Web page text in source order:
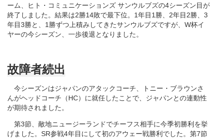
ーム、ヒト・コミュニケーションズ サンウルブズの4シーズン目が
終了しました。結果は2勝14敗で最下位。1年目1勝、2年目2勝、3
年目3勝と、1勝ずつ上積みしてきたサンウルブズですが、W杯イ
ヤーの今シーズン、一歩後退となりました。
故障者続出
今シーズンはジャパンのアタックコーチ、トニー・ブラウンさ
んがヘッドコーチ（HC）に就任したことで、ジャパンとの連動性
が期待されました。
第3節、敵地ニュージーランドでチーフス相手に今季初勝利を挙
げました。SR参戦4年目にして初のアウェー戦勝利でした。第7節